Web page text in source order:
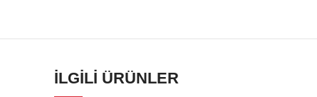
İLGILI ÜRÜNLER